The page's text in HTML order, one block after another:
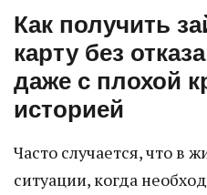
Как получить
карту без
даже с плохой
историей
Часто случается, что в
ситуации, когда